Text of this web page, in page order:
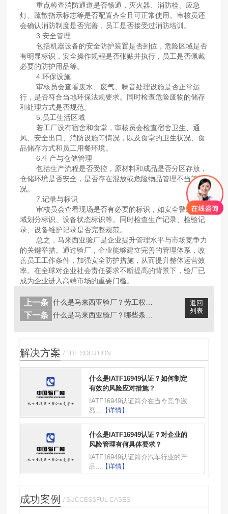
重点检查消防通道是否畅通，灭火器、消防栓、应急
灯、疏散指示标志等是否配置齐全且可正常使用。审核员还
会确认消防制度是否完善，员工是否接受过消防培训。
3.安全管理
包括机器设备的安全防护装置是否到位，危险区域是否
有明显标识，安全操作规程是否张贴并执行，员工是否佩戴
必要的防护用品等。
4.环保设施
审核员会查看废水、废气、噪音处理设施是否正常运
行，是否符合当地环保法规要求。同时检查危险废物的储存
和处理方式是否规范。
5.员工生活区域
若工厂设有宿舍和食堂，审核员会检查宿舍卫生、通
风、安全出口、消防设施等情况，以及食堂的卫生状况、食
品储存方式和员工用餐环境。
6.生产与仓储管理
包括生产流程是否受控，原材料和成品是否分区存放，
仓储环境是否安全，是否存在混放或危险物品管理不当等情
况。
7.记录与标识
审核员会查看现场是否有必要的标识，如安全警示、区
域划分标识、设备状态标识等。同时检查生产记录、检验记
录、设备维护记录是否完整规范。
总之，马来西亚验厂是企业提升管理水平与市场竞争力
的关键举措。通过验厂，企业能够建立完善的管理体系，改
善员工工作条件，加强安全防护措施，从而提升整体运营效
率。在全球对企业社会责任要求不断提高的背景下，验厂已
成为企业进入高端市场的重要门槛。
返回
列表
上一条
下一条
解决方案 / THE SOLUTION
什么是IATF16949认证？如何制定
有效的风险应对措施？
IATF16949认证简介在当今竞争激
烈...
【详情】
什么是IATF16949认证？对企业的
风险管理有何具体要求？
IATF16949认证简介汽车行业的产
品...
【详情】
成功案例 / SUCCESSFUL CASES